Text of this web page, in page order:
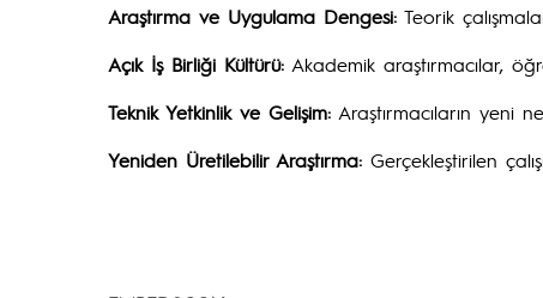
Araştırma ve Uygulama Dengesi: Teorik
Açık İş Birliği Kültürü: Akademik araştırmacılar,
Teknik Yetkinlik ve Gelişim: Araştırmacıların yeni
Yeniden Üretilebilir Araştırma: Gerçekleştirilen